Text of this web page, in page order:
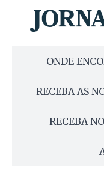
ONDE
RECEBA AS
RECEBA